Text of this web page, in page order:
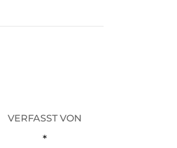
VERFASST VON
*